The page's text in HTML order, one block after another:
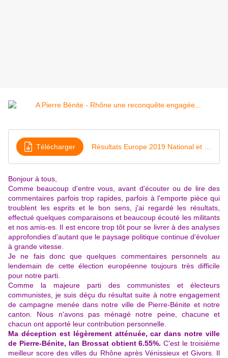
Télécharger
Bonjour à tous,
Comme beaucoup d'entre vous, avant d'écouter ou de lire des
commentaires parfois trop rapides, parfois à l'emporte pièce qui
troublent les esprits et le bon sens, j'ai regardé les résultats,
effectué quelques comparaisons et beaucoup écouté les militants
et nos amis-es. Il est encore trop tôt pour se livrer à des analyses
approfondies d'autant que le paysage politique continue d'évoluer
à grande vitesse.
Je ne fais donc que quelques commentaires personnels au
lendemain de cette élection européenne toujours très difficile
pour notre parti.
Comme la majeure parti des communistes et électeurs
communistes, je suis déçu du résultat suite à notre engagement
de campagne menée dans notre ville de Pierre-Bénite et notre
canton. Nous n'avons pas ménagé notre peine, chacune et
chacun ont apporté leur contribution personnelle.
Ma déception est légèrement atténuée, car dans notre ville
de Pierre-Bénite, Ian Brossat obtient 6.55%. C'est le troisième
meilleur score des villes du Rhône après Vénissieux et Givors. Il